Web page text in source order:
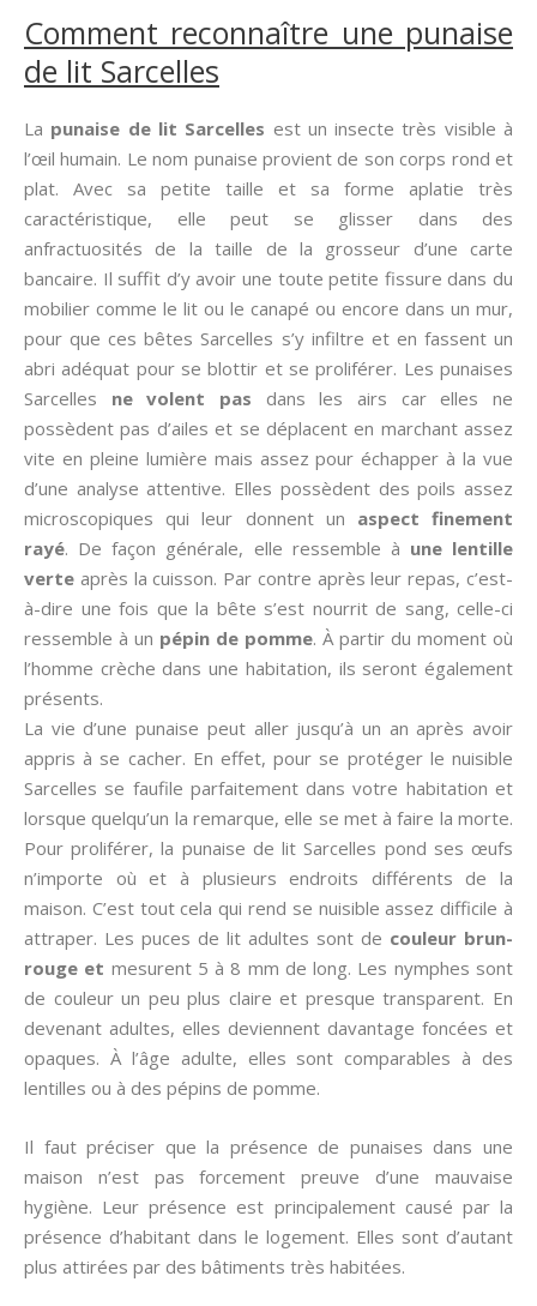
Comment reconnaître une punaise
de lit Sarcelles
La punaise de lit Sarcelles est un insecte très visible à
l’œil humain. Le nom punaise provient de son corps rond et
plat. Avec sa petite taille et sa forme aplatie très
caractéristique, elle peut se glisser dans des
anfractuosités de la taille de la grosseur d’une carte
bancaire. Il suffit d’y avoir une toute petite fissure dans du
mobilier comme le lit ou le canapé ou encore dans un mur,
pour que ces bêtes Sarcelles s’y infiltre et en fassent un
abri adéquat pour se blottir et se proliférer. Les punaises
Sarcelles ne volent pas dans les airs car elles ne
possèdent pas d’ailes et se déplacent en marchant assez
vite en pleine lumière mais assez pour échapper à la vue
d’une analyse attentive. Elles possèdent des poils assez
microscopiques qui leur donnent un aspect finement
rayé. De façon générale, elle ressemble à une lentille
verte après la cuisson. Par contre après leur repas, c’est-
à-dire une fois que la bête s’est nourrit de sang, celle-ci
ressemble à un pépin de pomme. À partir du moment où
l’homme crèche dans une habitation, ils seront également
présents.
La vie d’une punaise peut aller jusqu’à un an après avoir
appris à se cacher. En effet, pour se protéger le nuisible
Sarcelles se faufile parfaitement dans votre habitation et
lorsque quelqu’un la remarque, elle se met à faire la morte.
Pour proliférer, la punaise de lit Sarcelles pond ses œufs
n’importe où et à plusieurs endroits différents de la
maison. C’est tout cela qui rend se nuisible assez difficile à
attraper. Les puces de lit adultes sont de couleur brun-
rouge et mesurent 5 à 8 mm de long. Les nymphes sont
de couleur un peu plus claire et presque transparent. En
devenant adultes, elles deviennent davantage foncées et
opaques. À l’âge adulte, elles sont comparables à des
lentilles ou à des pépins de pomme.
Il faut préciser que la présence de punaises dans une
maison n’est pas forcement preuve d’une mauvaise
hygiène. Leur présence est principalement causé par la
présence d’habitant dans le logement. Elles sont d’autant
plus attirées par des bâtiments très habitées.